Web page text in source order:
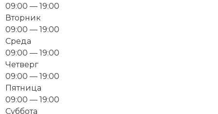
09:00 — 19:00
Вторник
09:00 — 19:00
Среда
09:00 — 19:00
Четверг
09:00 — 19:00
Пятница
09:00 — 19:00
Суббота